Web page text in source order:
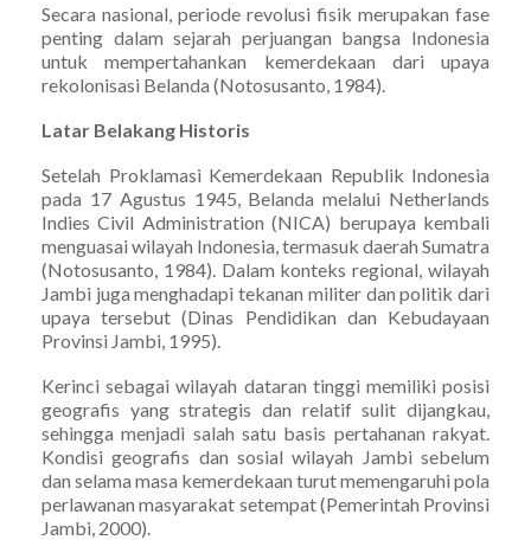
Secara nasional, periode revolusi fisik merupakan fase
penting dalam sejarah perjuangan bangsa Indonesia
untuk mempertahankan kemerdekaan dari upaya
rekolonisasi Belanda (Notosusanto, 1984).
Latar Belakang Historis
Setelah Proklamasi Kemerdekaan Republik Indonesia
pada 17 Agustus 1945, Belanda melalui Netherlands
Indies Civil Administration (NICA) berupaya kembali
menguasai wilayah Indonesia, termasuk daerah Sumatra
(Notosusanto, 1984). Dalam konteks regional, wilayah
Jambi juga menghadapi tekanan militer dan politik dari
upaya tersebut (Dinas Pendidikan dan Kebudayaan
Provinsi Jambi, 1995).
Kerinci sebagai wilayah dataran tinggi memiliki posisi
geografis yang strategis dan relatif sulit dijangkau,
sehingga menjadi salah satu basis pertahanan rakyat.
Kondisi geografis dan sosial wilayah Jambi sebelum
dan selama masa kemerdekaan turut memengaruhi pola
perlawanan masyarakat setempat (Pemerintah Provinsi
Jambi, 2000).